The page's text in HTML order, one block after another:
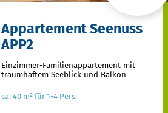
Appartement Seenuss
APP2
Einzimmer-Familienappartement mit
traumhaftem Seeblick und Balkon
ca. 40 m² für 1-4 Pers.